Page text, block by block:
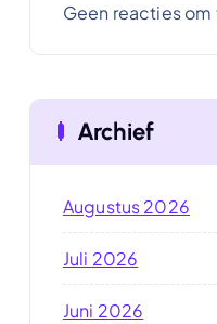
Geen reacties om
Archief
Augustus 2026
Juli 2026
Juni 2026